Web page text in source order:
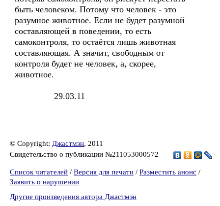
быть человеком. Потому что человек - это
разумное животное. Если не будет разумной
составляющей в поведении, то есть
самоконтроля, то остаётся лишь животная
составляющая. А значит, свободным от
контроля будет не человек, а, скорее,
животное.
29.03.11
© Copyright: Джастмэн, 2011
Свидетельство о публикации №211053000572
Список читателей / Версия для печати / Разместить анонс /
Заявить о нарушении
Другие произведения автора Джастмэн